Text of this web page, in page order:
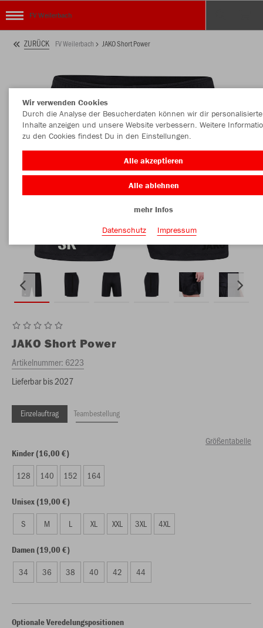
FV Weilerbach
ZURÜCK FV Weilerbach JAKO Short Power
JAKO Short Power
Artikelnummer: 6223
Lieferbar bis 2027
Einzelauftrag Teambestellung
Größentabelle
Kinder (16,00 €)
128 140 152 164
Unisex (19,00 €)
S M L XL XXL 3XL 4XL
Damen (19,00 €)
34 36 38 40 42 44
Optionale Veredelungspositionen
Wir verwenden Cookies
Durch die Analyse der Besucherdaten können wir dir personalisierte
Inhalte anzeigen und unsere Website verbessern. Weitere
zu den Cookies findest Du in den Einstellungen.
Alle akzeptieren
Alle ablehnen
mehr Infos
Datenschutz
Impressum